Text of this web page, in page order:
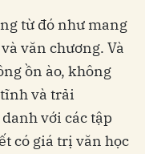
từ đó như mang
văn chương. Và
ồn ào, không
và trải
với các tập
có giá trị văn học